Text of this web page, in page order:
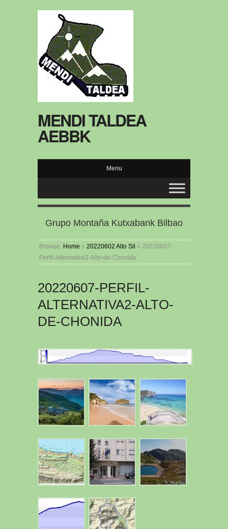
MENDI TALDEA
AEBBK
Menu
Grupo Montaña Kutxabank Bilbao
Browse: Home » 20220602 Alto Sil » 20220607-
Perfil-Alternativa2-Alto-de-Chonida
20220607-PERFIL-
ALTERNATIVA2-ALTO-
DE-CHONIDA